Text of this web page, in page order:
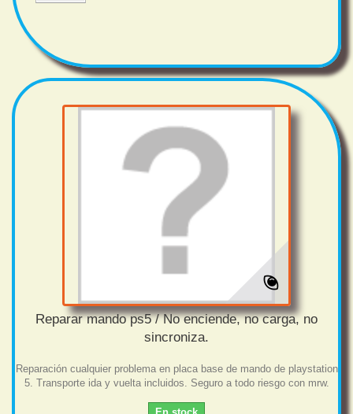
Reparar mando ps5 / No enciende, no carga, no
sincroniza.
Reparación cualquier problema en placa base de mando de playstation
5. Transporte ida y vuelta incluidos. Seguro a todo riesgo con mrw.